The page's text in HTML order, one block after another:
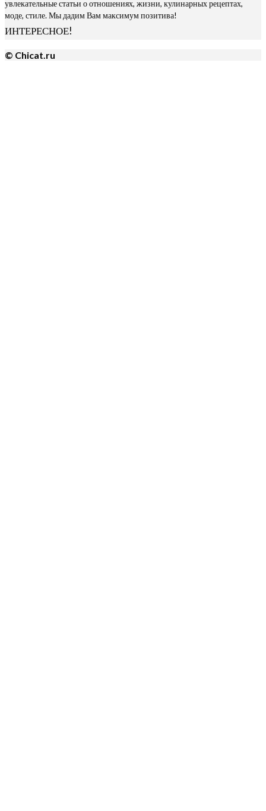
увлекательные статьи о отношениях, жизни, кулинарных рецептах,
моде, стиле. Мы дадим Вам максимум позитива!
ИНТЕРЕСНОЕ!
© Chicat.ru